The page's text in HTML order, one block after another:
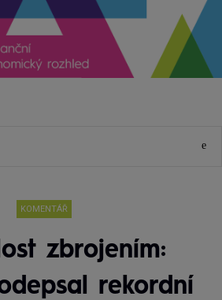
KOMENTÁŘ
zbrojením:
rekordní